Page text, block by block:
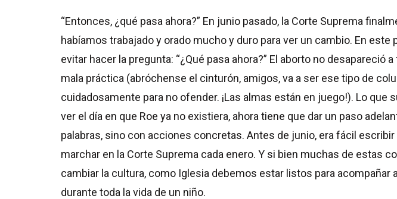
“Entonces, ¿qué pasa ahora?” En junio pasado, la Corte Suprema
habíamos trabajado y orado mucho y duro para ver un cambio. En
evitar hacer la pregunta: “¿Qué pasa ahora?” El aborto no
mala práctica (abróchense el cinturón, amigos, va a ser ese tipo de
cuidadosamente para no ofender. ¡Las almas están en juego!). Lo
ver el día en que Roe ya no existiera, ahora tiene que dar un paso
palabras, sino con acciones concretas. Antes de junio, era fácil
marchar en la Corte Suprema cada enero. Y si bien muchas de estas
cambiar la cultura, como Iglesia debemos estar listos para
durante toda la vida de un niño.